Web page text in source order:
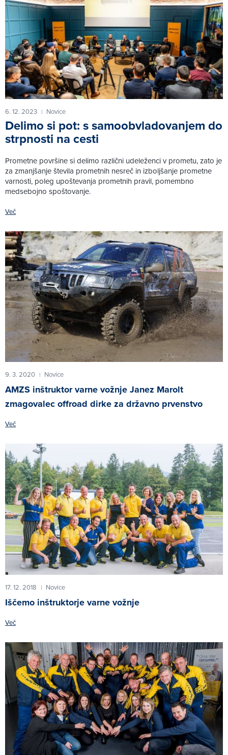
6. 12. 2023 | Novice
Delimo si pot: s samoobvladovanjem do
strpnosti na cesti
Prometne površine si delimo različni udeleženci v prometu, zato je
za zmanjšanje števila prometnih nesreč in izboljšanje prometne
varnosti, poleg upoštevanja prometnih pravil, pomembno
medsebojno spoštovanje.
Več
9. 3. 2020 | Novice
AMZS inštruktor varne vožnje Janez Marolt
zmagovalec offroad dirke za državno prvenstvo
Več
17. 12. 2018 | Novice
Iščemo inštruktorje varne vožnje
Več